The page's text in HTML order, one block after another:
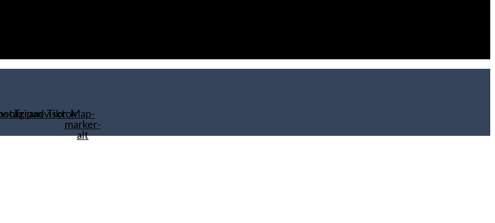
Tripadvisor
TiktokMap-
marker-
alt